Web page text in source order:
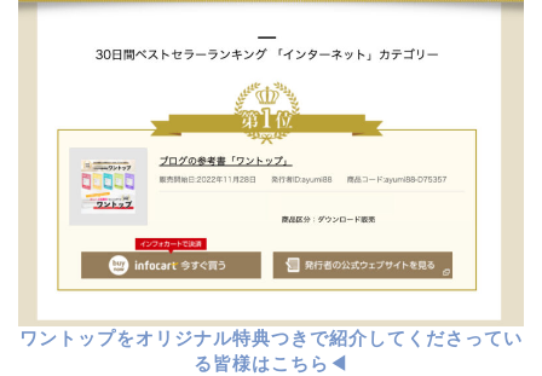
ワントップをオリジナル特典つきで紹介してくださってい
る皆様はこちら◀︎